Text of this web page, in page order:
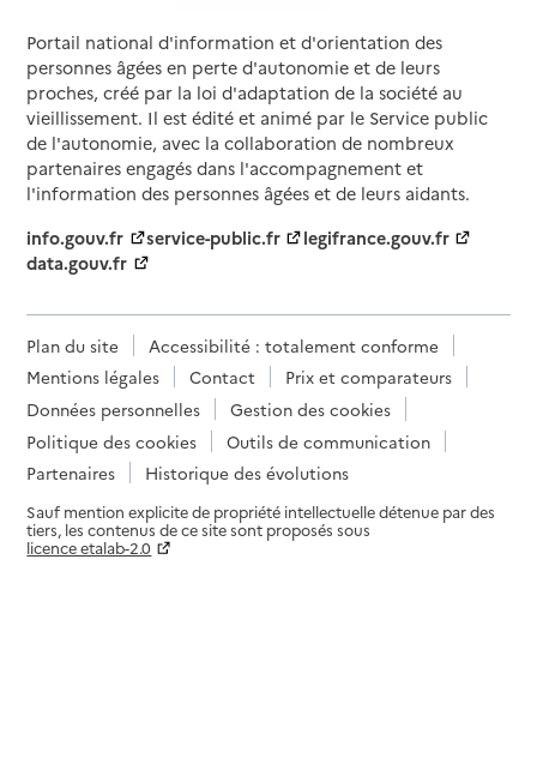
Portail national d'information et d'orientation des
personnes âgées en perte d'autonomie et de leurs
proches, créé par la loi d'adaptation de la société au
vieillissement. Il est édité et animé par le Service public
de l'autonomie, avec la collaboration de nombreux
partenaires engagés dans l'accompagnement et
l'information des personnes âgées et de leurs aidants.
info.gouv.fr
service-public.fr
legifrance.gouv.fr
data.gouv.fr
Plan du site
Accessibilité : totalement conforme
Mentions légales
Contact
Prix et comparateurs
Données personnelles
Gestion des cookies
Politique des cookies
Outils de communication
Partenaires
Historique des évolutions
Sauf mention explicite de propriété intellectuelle détenue par des
tiers, les contenus de ce site sont proposés sous
licence etalab-2.0